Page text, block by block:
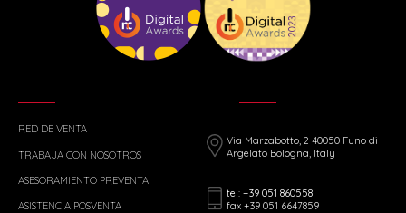
RED DE VENTA
TRABAJA CON NOSOTROS
ASESORAMIENTO PREVENTA
ASISTENCIA POSVENTA
Via Marzabotto, 2 40050 Funo di
Argelato Bologna, Italy
tel: +39 051 860558
fax +39 051 6647859